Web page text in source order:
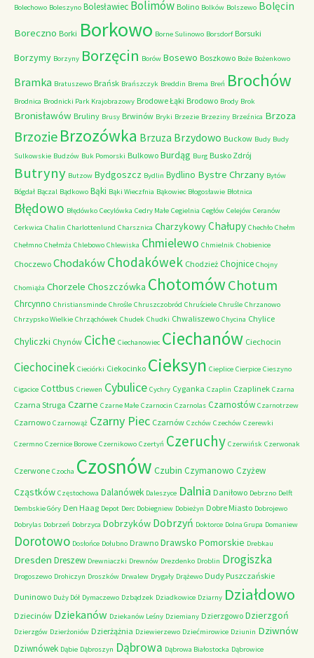
Bolechowo Boleszyno Bolesławiec Bolimów Bolino Bolków Bolszewo Bolęcin
Boreczno Borki Borkowo Borne Sulinowo Borsdorf Borsuki
Borzymy Borzyny Borzęcin Borów Bosewo Boszkowo Boże Bożenkowo
Bramka Bratuszewo Brańsk Brańszczyk Breddin Brema Breń Brochów
Brodnica Brodnicki Park Krajobrazowy Brodowe Łąki Brodowo Brody Brok
Bronisławów Bruliny Brusy Brwinów Bryki Brzezie Brzeziny Brzeźnica Brzoza
Brzozie Brzozówka Brzuza Brzydowo Buckow Budy Budy
Sulkowskie Budzów Buk Pomorski Bulkowo Burdąg Burg Busko Zdrój
Butryny Butzow Bydgoszcz Bydlin Bydlino Bystre Chrzany Bytów
Bógdał Bączal Bądkowo Bąki Bąki Wieczfnia Bąkowiec Błogosławie Błotnica
Błędowo Błędówko Cecylówka Cedry Małe Cegielnia Cegłów Celejów Ceranów
Cerkwica Chalin Charlottenlund Charsznica CharzykowyChałupy Chechło Chełm
Chełmno Chełmża Chlebowo Chlewiska Chmielewo Chmielnik Chobienice
Choczewo ChodakówChodakówek Chodzież Chojnice Chojny
Chomiąża Chorzele Choszczówka ChotomówChotum
Chrcynno Christiansminde Chrośle Chruszczobród Chruściele Chruśle Chrzanowo
Chrzypsko Wielkie Chrząchówek Chudek Chudki Chwaliszewo Chycina Chylice
Chyliczki Chynów Ciche Ciechanowiec Ciechanów Ciechocin
Ciechocinek Cieciórki Ciekocinko Cieksyn Cieplice Cierpice Cieszyno
Cigacice Cottbus Criewen Cybulice Cychry Cyganka Czaplin Czaplinek Czarna
Czarna Struga Czarne Czarne Małe Czarnocin Czarnolas Czarnostów Czarnotrzew
Czarnowo Czarnowąż Czarny Piec Czarnów Czchów Czechów Czerewki
Czermno Czernice Borowe Czernikowo Czertyń Czeruchy Czerwińsk Czerwonak
Czerwone Czocha Czosnów Czubin Czymanowo Czyżew
Cząstków Częstochowa Dalanówek Daleszyce Dalnia Daniłowo Debrzno Delft
Dembskie Góry Den Haag Depot Derc Dobiegniew Dobieżyn Dobre Miasto Dobrojewo
Dobrylas Dobrzeń Dobrzyca Dobrzyków Dobrzyń Doktorce Dolna Grupa Domaniew
Dorotowo Dosłońce Dołubno Drawno Drawsko Pomorskie Drebkau
Dresden Dreszew Drewniaczki Drewnów Drezdenko Droblin Drogiszka
Drogoszewo Drohiczyn Droszków Drwalew Drygały Drążewo Dudy Puszczańskie
Duninowo Duży Dół Dymaczewo Dzbądzek Dziadkowice Dziarny Działdowo
Dziecinów Dziekanów Dziekanów Leśny Dziemiany Dzierzgowo Dzierzgoń
Dzierzgów Dzierżoniów Dzierżążnia Dziewierzewo Dziećmirowice Dziunin Dziwnów
Dziwnówek Dąbie Dąbroszyn Dąbrowa Dąbrowa Białostocka Dąbrowice